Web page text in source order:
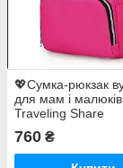
💖Сумка-рюкзак
для мам і
Traveling Share
органайзер
760 ₴